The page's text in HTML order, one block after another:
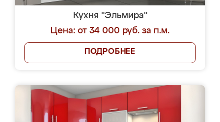
Кухня "Эльмира"
Цена: от 34 000 руб. за п.м.
ПОДРОБНЕЕ